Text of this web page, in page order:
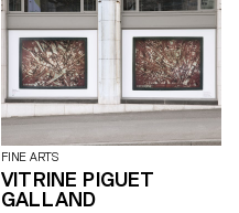
FINE ARTS
VITRINE PIGUET
GALLAND